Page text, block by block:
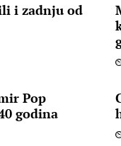
i zadnju od
Pop
godina